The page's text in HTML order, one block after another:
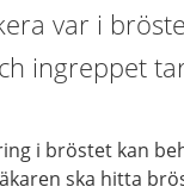
var i
ingreppet
i bröstet kan
ska hitta